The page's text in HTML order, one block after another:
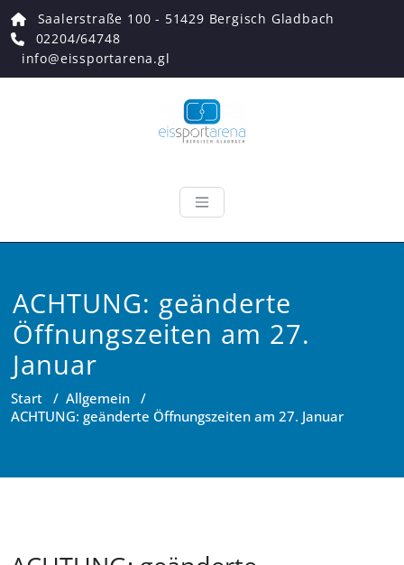
Zum
Inhalt
springen
Saalerstraße 100 - 51429 Bergisch Gladbach
02204/64748
info@eissportarena.gl
ACHTUNG: geänderte
Öffnungszeiten am 27.
Januar
Start / Allgemein /
ACHTUNG: geänderte Öffnungszeiten am 27. Januar